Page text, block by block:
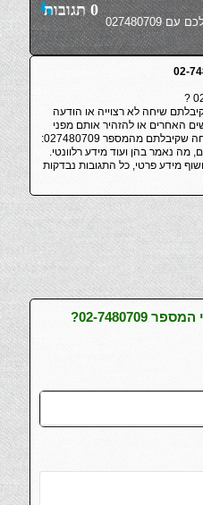
0 תגובות
שיחה לא רצוייה או הודעה
האחרים או להזהיר אותם מפני
הונאה. ספרו בקצרה מתחת על השיחה שקיבלתם מהמספר 027480709:
נאמר בהן ועוד מידע רלוונטי.
מידע פרטי, כל התגובות נבדקות
7480709?